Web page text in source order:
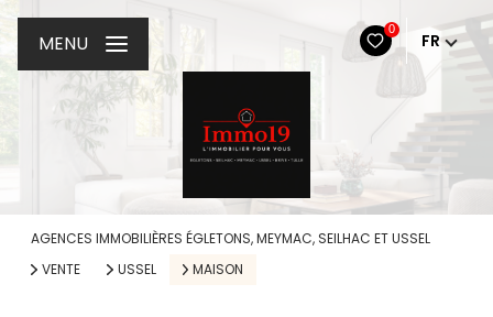
0
FR
MENU
AGENCES IMMOBILIÈRES ÉGLETONS, MEYMAC, SEILHAC ET USSEL
VENTE
USSEL MAISON